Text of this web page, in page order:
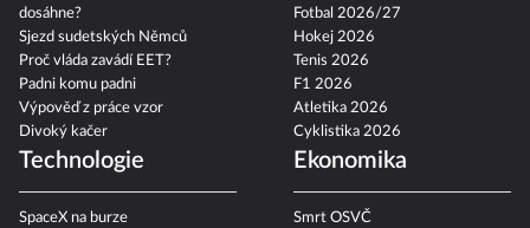
dosáhne?
Sjezd sudetských Němců
Proč vláda zavádí EET?
Padni komu padni
Výpověď z práce vzor
Divoký kačer
Fotbal 2026/27
Hokej 2026
Tenis 2026
F1 2026
Atletika 2026
Cyklistika 2026
Technologie
SpaceX na burze
Ekonomika
Smrt OSVČ